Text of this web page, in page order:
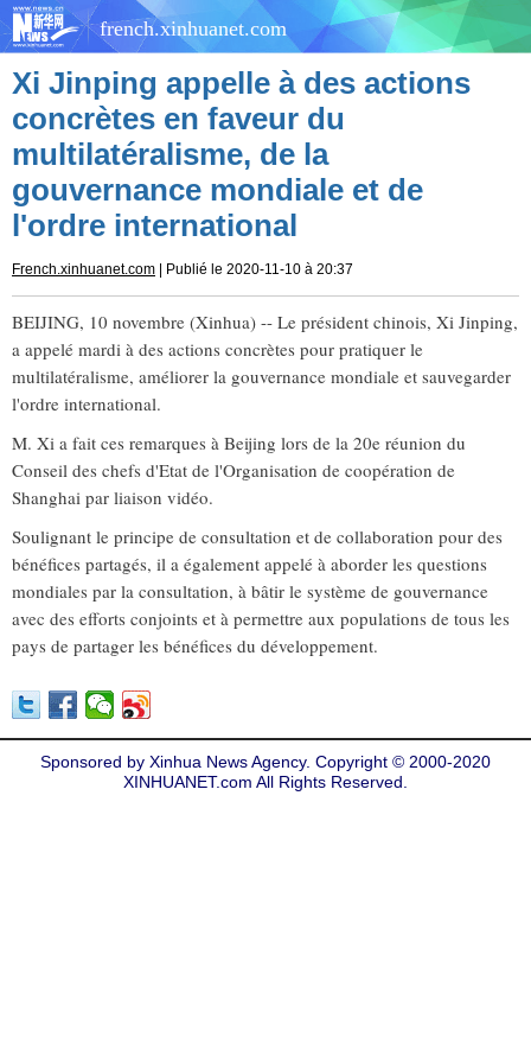
french.xinhuanet.com
Xi Jinping appelle à des actions
concrètes en faveur du
multilatéralisme, de la
gouvernance mondiale et de
l'ordre international
French.xinhuanet.com | Publié le 2020-11-10 à 20:37
BEIJING, 10 novembre (Xinhua) -- Le président chinois, Xi Jinping,
a appelé mardi à des actions concrètes pour pratiquer le
multilatéralisme, améliorer la gouvernance mondiale et sauvegarder
l'ordre international.
M. Xi a fait ces remarques à Beijing lors de la 20e réunion du
Conseil des chefs d'Etat de l'Organisation de coopération de
Shanghai par liaison vidéo.
Soulignant le principe de consultation et de collaboration pour des
bénéfices partagés, il a également appelé à aborder les questions
mondiales par la consultation, à bâtir le système de gouvernance
avec des efforts conjoints et à permettre aux populations de tous les
pays de partager les bénéfices du développement.
Sponsored by Xinhua News Agency. Copyright © 2000-2020
XINHUANET.com All Rights Reserved.